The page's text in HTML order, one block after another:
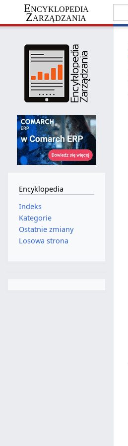
Encyklopedia
Zarządzania
Encyklopedia
Indeks
Kategorie
Ostatnie zmiany
Losowa strona